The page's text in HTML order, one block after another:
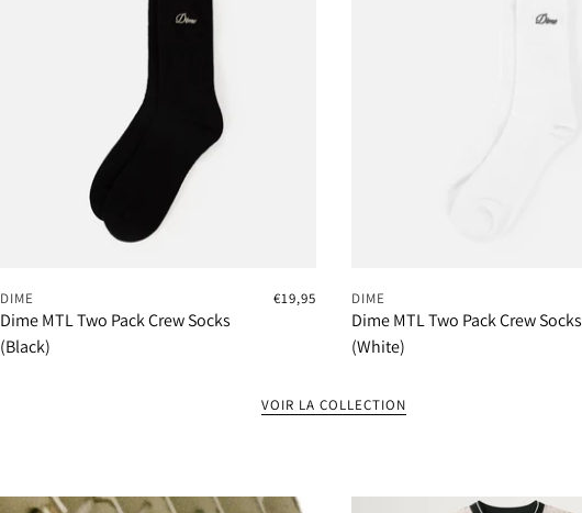
DIME
Dime MTL Two Pack Crew Socks
(Black)
€19,95 DIME
Dime MTL Two Pack Crew Socks
(White)
VOIR LA COLLECTION